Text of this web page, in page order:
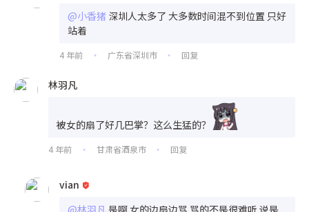
@小香猪 深圳人太多了 大多数时间混不到位置 只好
站着
4 年前 • 广东省深圳市 • 回复
林羽凡
被女的扇了好几巴掌？这么生猛的？
4 年前 • 甘肃省酒泉市 • 回复
vian
@林羽凡是啊 女的边扇边骂 骂的不是很难听 说是